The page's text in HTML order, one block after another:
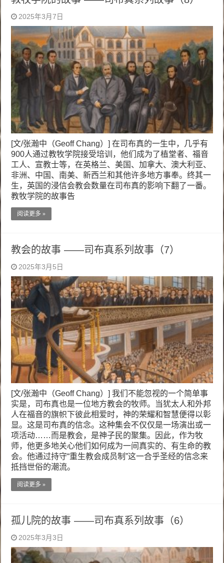
2025年3月7日
[文/张瀚中（Geoff Chang）] 在司布真的一生中，几乎有
900人通过教牧学院接受培训，他们成为了植堂者、福音
工人、宣教士等，在英格兰、美国、加拿大、澳大利亚、
非洲、中国、南美、新西兰和其他许多地方事奉。终其一
生，英国的浸信会教会数量在司布真的影响下翻了一番。
教牧学院的故事告
阅读更多 »
教会的故事 ——司布真系列故事（7）
2025年3月5日
[文/张瀚中（Geoff Chang）] 我们不能忽视的一个简单事
实是，司布真也是一位地方教会的牧师。当犹太人和外邦
人在福音的旗帜下彼此相爱时，神的荣耀和智慧便得以彰
显。这是司布真的信念。这种集会不仅仅是一场演出或一
项活动……而是教会，是神子民的聚集。因此，作为牧
师，他更多地关心他们如何成为一间真实的、有生命的教
会。他通过持守“重生教会成员制”这一合乎圣经的信念来
抵挡世俗的潮流。
阅读更多 »
孤儿院的故事 ——司布真系列故事（6）
2025年3月3日